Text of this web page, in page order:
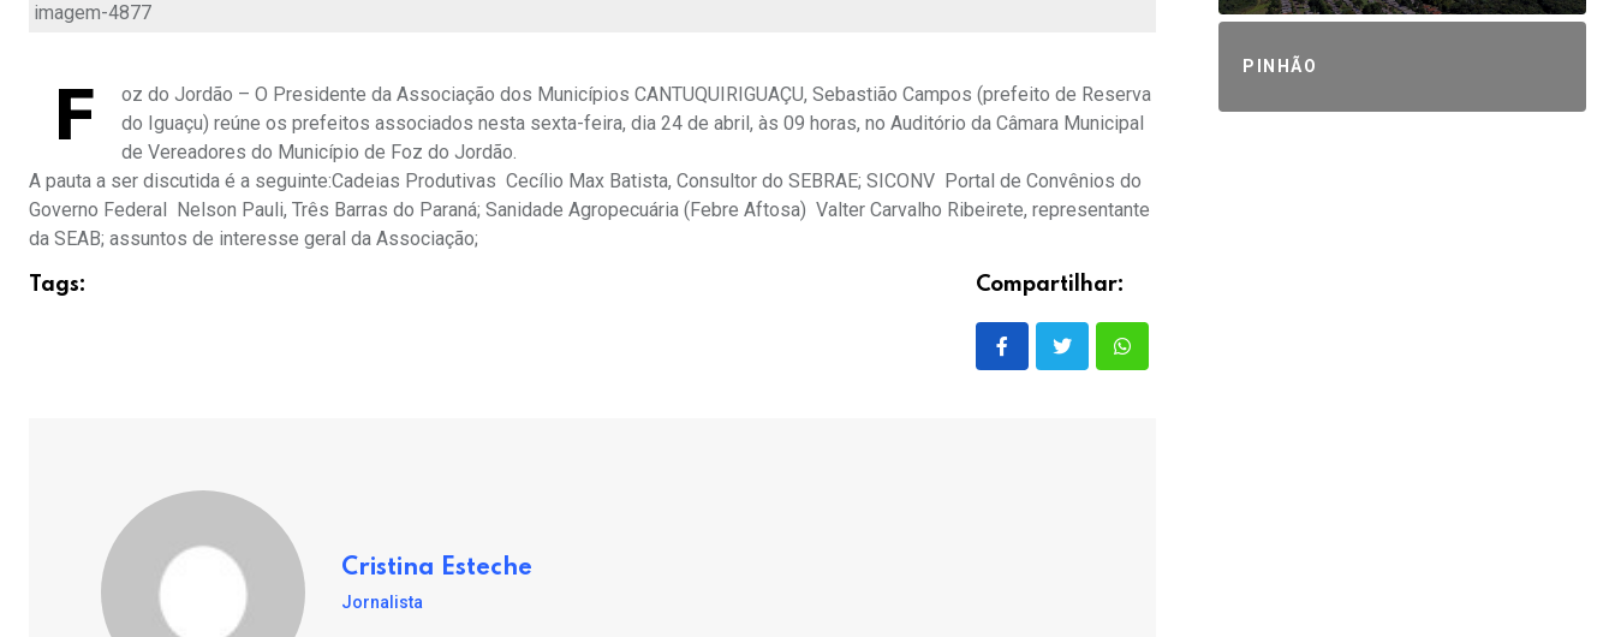
imagem-4877
F
oz do Jordão – O Presidente da Associação dos Municípios CANTUQUIRIGUAÇU, Sebastião Campos (prefeito de Reserva
do Iguaçu) reúne os prefeitos associados nesta sexta-feira, dia 24 de abril, às 09 horas, no Auditório da Câmara Municipal
de Vereadores do Município de Foz do Jordão.
A pauta a ser discutida é a seguinte:Cadeias Produtivas  Cecílio Max Batista, Consultor do SEBRAE; SICONV  Portal de Convênios do
Governo Federal  Nelson Pauli, Três Barras do Paraná; Sanidade Agropecuária (Febre Aftosa)  Valter Carvalho Ribeirete, representante
da SEAB; assuntos de interesse geral da Associação;
Tags: Compartilhar:
Cristina Esteche
Jornalista
PINHÃO